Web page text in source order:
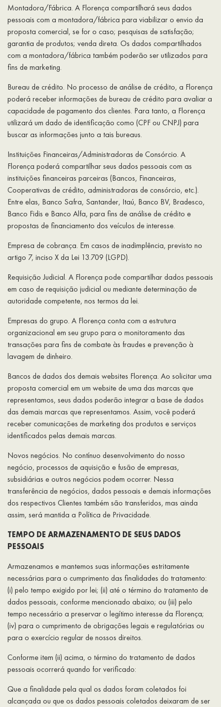
Montadora/Fábrica. A Florença compartilhará seus dados
pessoais com a montadora/fábrica para viabilizar o envio da
proposta comercial, se for o caso; pesquisas de satisfação;
garantia de produtos; venda direta. Os dados compartilhados
com a montadora/fábrica também poderão ser utilizados para
fins de marketing.
Bureau de crédito. No processo de análise de crédito, a Florença
poderá receber informações de bureau de crédito para avaliar a
capacidade de pagamento dos clientes. Para tanto, a Florença
utilizará um dado de identificação como (CPF ou CNPJ) para
buscar as informações junto a tais bureaus.
Instituições Financeiras/Administradoras de Consórcio. A
Florença poderá compartilhar seus dados pessoais com as
instituições financeiras parceiras (Bancos, Financeiras,
Cooperativas de crédito, administradoras de consórcio, etc.).
Entre elas, Banco Safra, Santander, Itaú, Banco BV, Bradesco,
Banco Fidis e Banco Alfa, para fins de análise de crédito e
propostas de financiamento dos veículos de interesse.
Empresa de cobrança. Em casos de inadimplência, previsto no
artigo 7, inciso X da Lei 13.709 (LGPD).
Requisição Judicial. A Florença pode compartilhar dados pessoais
em caso de requisição judicial ou mediante determinação de
autoridade competente, nos termos da lei.
Empresas do grupo. A Florença conta com a estrutura
organizacional em seu grupo para o monitoramento das
transações para fins de combate às fraudes e prevenção à
lavagem de dinheiro.
Bancos de dados dos demais websites Florença. Ao solicitar uma
proposta comercial em um website de uma das marcas que
representamos, seus dados poderão integrar a base de dados
das demais marcas que representamos. Assim, você poderá
receber comunicações de marketing dos produtos e serviços
identificados pelas demais marcas.
Novos negócios. No contínuo desenvolvimento do nosso
negócio, processos de aquisição e fusão de empresas,
subsidiárias e outros negócios podem ocorrer. Nessa
transferência de negócios, dados pessoais e demais informações
dos respectivos Clientes também são transferidos, mas ainda
assim, será mantida a Política de Privacidade.
TEMPO DE ARMAZENAMENTO DE SEUS DADOS
PESSOAIS
Armazenamos e mantemos suas informações estritamente
necessárias para o cumprimento das finalidades do tratamento:
(i) pelo tempo exigido por lei; (ii) até o término do tratamento de
dados pessoais, conforme mencionado abaixo; ou (iii) pelo
tempo necessário a preservar o legítimo interesse da Florença;
(iv) para o cumprimento de obrigações legais e regulatórias ou
para o exercício regular de nossos direitos.
Conforme item (ii) acima, o término do tratamento de dados
pessoais ocorrerá quando for verificado:
Que a finalidade pela qual os dados foram coletados foi
alcançada ou que os dados pessoais coletados deixaram de ser